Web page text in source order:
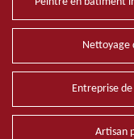
Nettoyage
Entreprise
Artisan